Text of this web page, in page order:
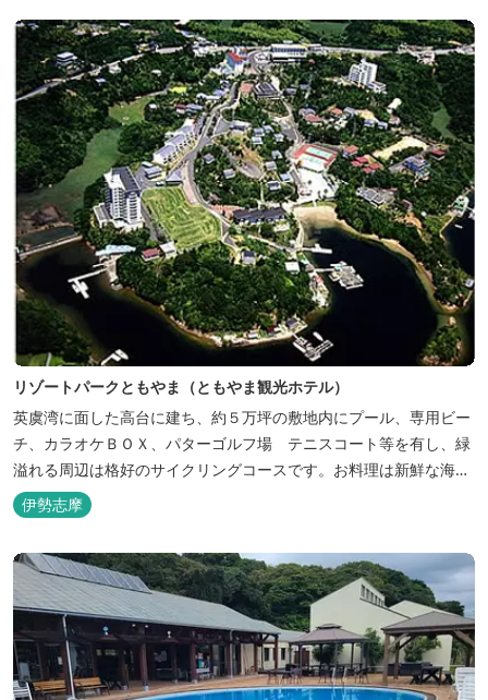
ートのひとときを。
リゾートパークともやま（ともやま観光ホテル）
英虞湾に面した高台に建ち、約５万坪の敷地内にプール、専用ビー
チ、カラオケＢＯＸ、パターゴルフ場 テニスコート等を有し、緑
溢れる周辺は格好のサイクリングコースです。お料理は新鮮な海の
幸をふんだんに使用する荒磯焼、活造会席、伊勢海老残酷鍋会席、
松茸料理（秋）等グルメ志向の方に好評です。夏には野外バーベキ
ューも毎晩行ないます。
伊勢志摩